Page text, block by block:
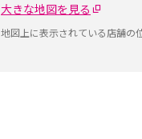
大きな地図を見る
地図上に表示されている店舗の